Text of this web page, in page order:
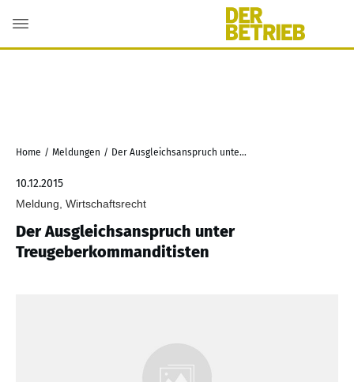
Home / Meldungen / Der Ausgleichsanspruch unter Treugeberkommanditisten
10.12.2015
Meldung, Wirtschaftsrecht
Der Ausgleichsanspruch unter
Treugeberkommanditisten